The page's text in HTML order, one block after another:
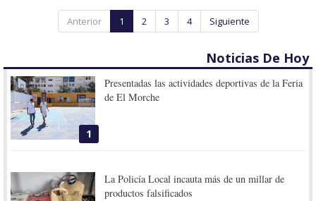
Anterior 1 2 3 4 Siguiente
Noticias De Hoy
1
Presentadas las actividades deportivas de la Feria
de El Morche
La Policía Local incauta más de un millar de
productos falsificados